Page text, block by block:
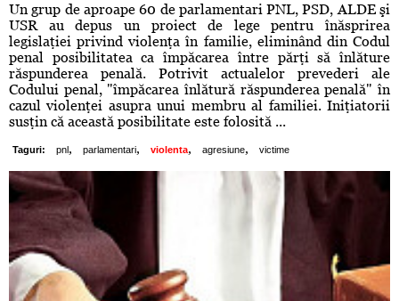
Un grup de aproape 60 de parlamentari PNL, PSD, ALDE şi
USR au depus un proiect de lege pentru înăsprirea
legislaţiei privind violenţa în familie, eliminând din Codul
penal posibilitatea ca împăcarea între părţi să înlăture
răspunderea penală. Potrivit actualelor prevederi ale
Codului penal, "împăcarea înlătură răspunderea penală" în
cazul violenţei asupra unui membru al familiei. Iniţiatorii
susţin că această posibilitate este folosită ...
Taguri: pnl , parlamentari, violenta, agresiune, victime